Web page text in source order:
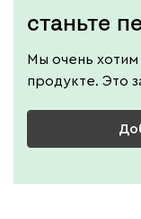
станьте
Мы очень
продукте. Это